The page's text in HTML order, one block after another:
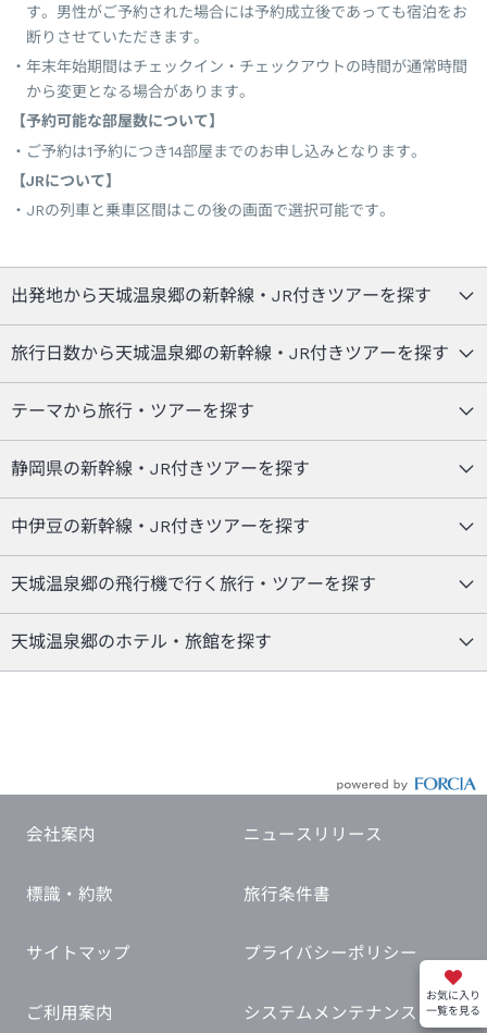
す。男性がご予約された場合には予約成立後であっても宿泊をお
断りさせていただきます。
年末年始期間はチェックイン・チェックアウトの時間が通常時間
から変更となる場合があります。
【予約可能な部屋数について】
ご予約は1予約につき14部屋までのお申し込みとなります。
【JRについて】
JRの列車と乗車区間はこの後の画面で選択可能です。
お気に入り
一覧を見る
出発地から天城温泉郷の新幹線・JR付きツアーを探す
旅行日数から天城温泉郷の新幹線・JR付きツアーを探す
テーマから旅行・ツアーを探す
静岡県の新幹線・JR付きツアーを探す
中伊豆の新幹線・JR付きツアーを探す
天城温泉郷の飛行機で行く旅行・ツアーを探す
天城温泉郷のホテル・旅館を探す
会社案内 ニュースリリース
標識・約款 旅行条件書
サイトマップ プライバシーポリシー
ご利用案内 システムメンテナンス